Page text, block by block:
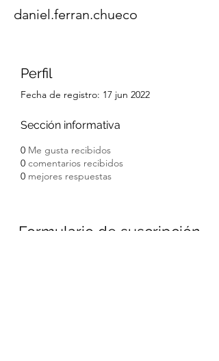
daniel.ferran.chueco
Perfil
Fecha de registro: 17 jun 2022
Sección informativa
0 Me gusta recibidos
0 comentarios recibidos
0 mejores respuestas
Formulario de suscripción